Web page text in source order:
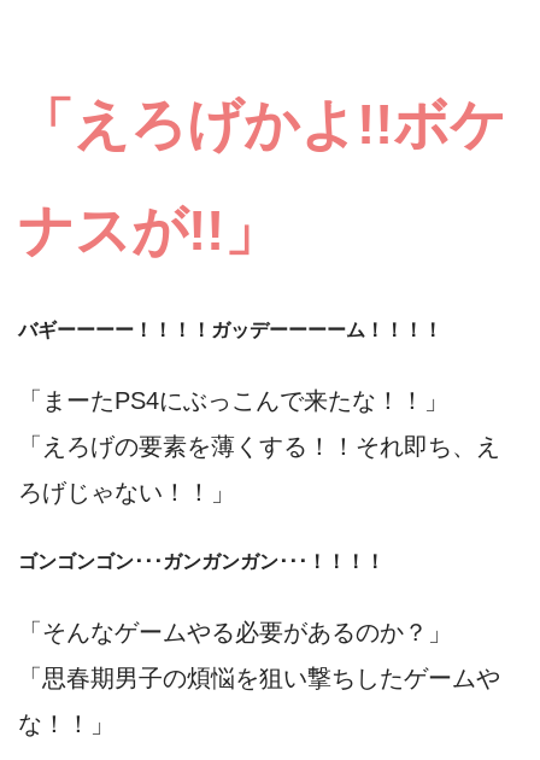
「えろげかよ!!ボケ
ナスが!!」
バギーーーー！！！！ガッデーーーーム！！！！
「まーたPS4にぶっこんで来たな！！」
「えろげの要素を薄くする！！それ即ち、え
ろげじゃない！！」
ゴンゴンゴン･･･ガンガンガン･･･！！！！
「そんなゲームやる必要があるのか？」
「思春期男子の煩悩を狙い撃ちしたゲームや
な！！」